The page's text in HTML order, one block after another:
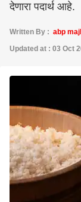
देणारा पदार्थ आहे.
Written By : abp
Updated at : 03 Oct